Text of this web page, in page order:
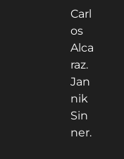
Carl
os
Alca
raz.
Jan
nik
Sin
ner.